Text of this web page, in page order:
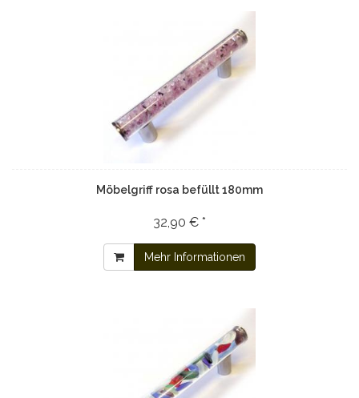
Möbelgriff rosa befüllt 180mm
32,90 € *
Mehr Informationen